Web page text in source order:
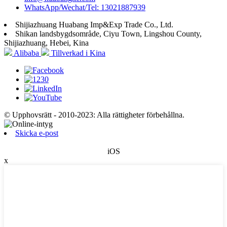
WhatsApp/Wechat/Tel: 13021887939
Shijiazhuang Huabang Imp&Exp Trade Co., Ltd.
Shikan landsbygdsområde, Ciyu Town, Lingshou County,
Shijiazhuang, Hebei, Kina
Alibaba
Tillverkad i Kina
© Upphovsrätt - 2010-2023: Alla rättigheter förbehållna.
Skicka e-post
iOS
x